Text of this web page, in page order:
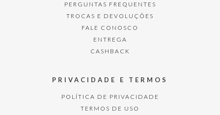
PERGUNTAS FREQUENTES
TROCAS E DEVOLUÇÕES
FALE CONOSCO
ENTREGA
CASHBACK
PRIVACIDADE E TERMOS
POLÍTICA DE PRIVACIDADE
TERMOS DE USO